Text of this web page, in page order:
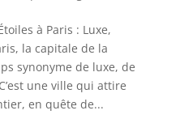
à Paris : Luxe,
la capitale de la
synonyme de luxe, de
une ville qui attire
en quête de...